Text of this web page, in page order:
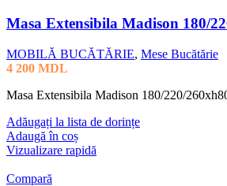
Masa Extensibila Madison 180/
MOBILĂ BUCĂTĂRIE, Mese Bucătărie
4 200 MDL
Masa Extensibila Madison 180/220/
Adăugați la lista de dorințe
Adaugă în coș
Vizualizare rapidă
Compară